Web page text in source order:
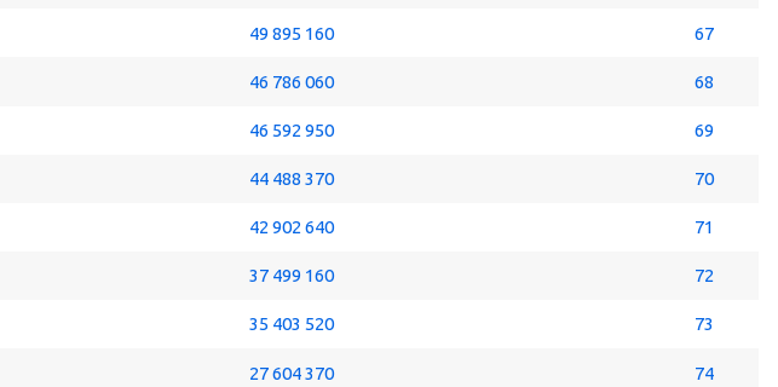
49 895 160 67
46 786 060 68
46 592 950 69
44 488 370 70
42 902 640 71
37 499 160 72
35 403 520 73
27 604 370 74